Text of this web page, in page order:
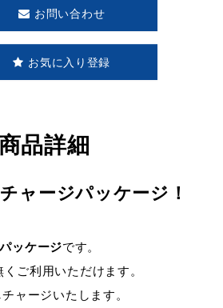
お問い合わせ
お気に入り登録
品詳細
ャージパッケージ！
ッケージです。
ご利用いただけます。
ャージいたします。